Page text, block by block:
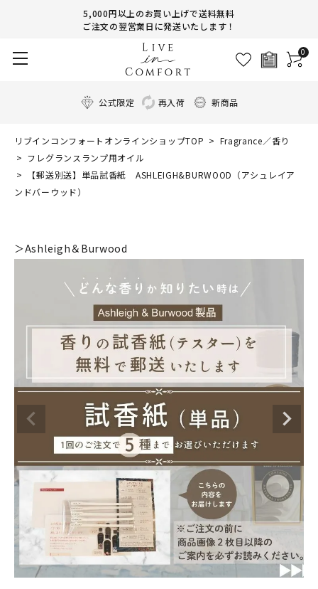
5,000円以上のお買い上げで送料無料
ご注文の翌営業日に発送いたします！
0
公式限定 再入荷 新商品
リブインコンフォートオンラインショップTOP
Fragrance／香り
フレグランスランプ用オイル
【郵送別送】単品試香紙 ASHLEIGH&BURWOOD（アシュレイア
ンドバーウッド）
＞Ashleigh＆Burwood